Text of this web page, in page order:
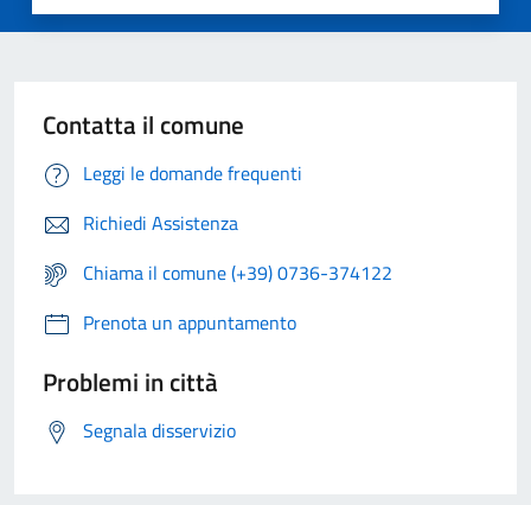
Contatta il comune
Leggi le domande frequenti
Richiedi Assistenza
Chiama il comune (+39) 0736-374122
Prenota un appuntamento
Problemi in città
Segnala disservizio